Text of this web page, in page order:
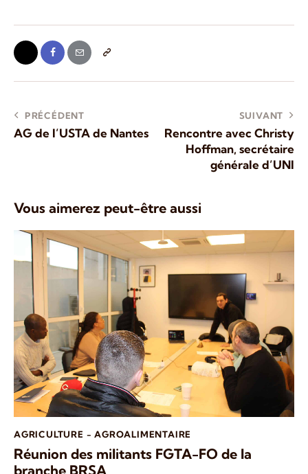
PRÉCÉDENT
AG de l’USTA de Nantes
SUIVANT
Rencontre avec Christy
Hoffman, secrétaire
générale d’UNI
Vous aimerez peut-être aussi
AGRICULTURE - AGROALIMENTAIRE
Réunion des militants FGTA-FO de la
branche BRSA